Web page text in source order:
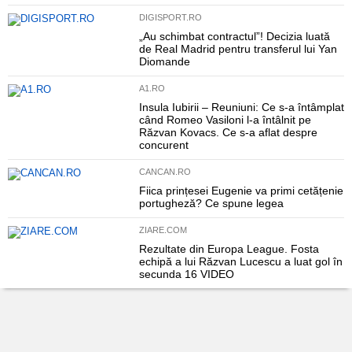
DIGISPORT.RO
„Au schimbat contractul”! Decizia luată
de Real Madrid pentru transferul lui Yan
Diomande
A1.RO
Insula Iubirii – Reuniuni: Ce s-a întâmplat
când Romeo Vasiloni l-a întâlnit pe
Răzvan Kovacs. Ce s-a aflat despre
concurent
CANCAN.RO
Fiica prințesei Eugenie va primi cetățenie
portugheză? Ce spune legea
ZIARE.COM
Rezultate din Europa League. Fosta
echipă a lui Răzvan Lucescu a luat gol în
secunda 16 VIDEO